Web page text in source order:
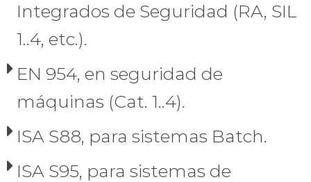
Integrados de Seguridad (RA, SIL
1..4, etc.).
EN 954, en seguridad de
máquinas (Cat. 1..4).
ISA S88, para sistemas Batch.
ISA S95, para sistemas de